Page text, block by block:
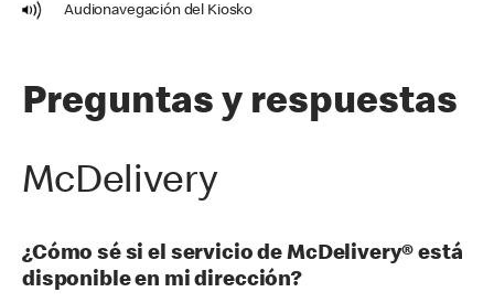
Audionavegación del Kiosko
Preguntas y respuestas
McDelivery
¿Cómo sé si el servicio de McDelivery® está
disponible en mi dirección?